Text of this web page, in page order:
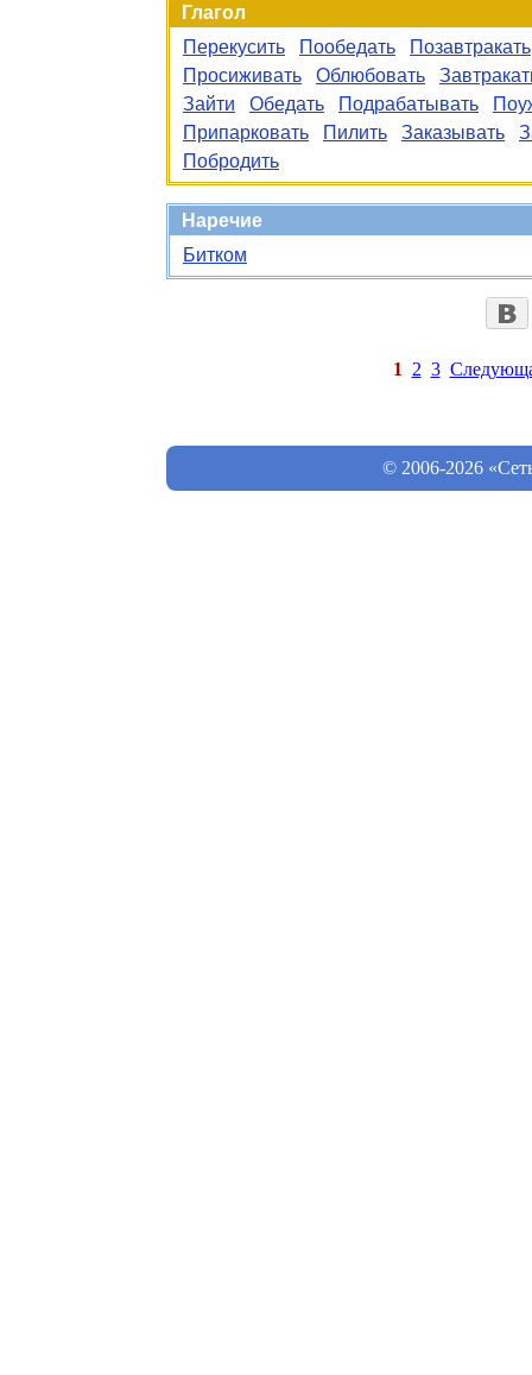
Глагол
Перекусить
Пообедать
Позавтракать
Просиживать
Облюбовать
Зайти
Обедать Подрабатывать
Припарковать
Пилить Заказывать
Побродить
Наречие
Битком
1 2 3
© 2006-2026